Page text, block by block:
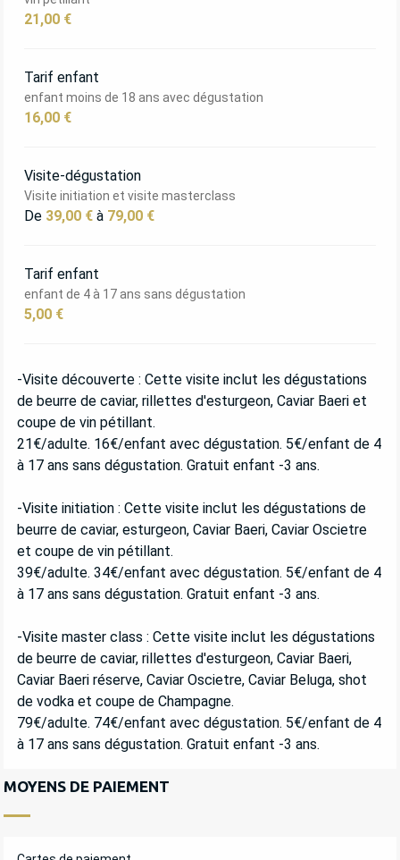
21,00 €
Tarif enfant
enfant moins de 18 ans avec dégustation
16,00 €
Visite-dégustation
Visite initiation et visite masterclass
De 39,00 € à 79,00 €
Tarif enfant
enfant de 4 à 17 ans sans dégustation
5,00 €
-Visite découverte : Cette visite inclut les dégustations
de beurre de caviar, rillettes d'esturgeon, Caviar Baeri et
coupe de vin pétillant.
21€/adulte. 16€/enfant avec dégustation. 5€/enfant de 4
à 17 ans sans dégustation. Gratuit enfant -3 ans.
-Visite initiation : Cette visite inclut les dégustations de
beurre de caviar, esturgeon, Caviar Baeri, Caviar Oscietre
et coupe de vin pétillant.
39€/adulte. 34€/enfant avec dégustation. 5€/enfant de 4
à 17 ans sans dégustation. Gratuit enfant -3 ans.
-Visite master class : Cette visite inclut les dégustations
de beurre de caviar, rillettes d'esturgeon, Caviar Baeri,
Caviar Baeri réserve, Caviar Oscietre, Caviar Beluga, shot
de vodka et coupe de Champagne.
79€/adulte. 74€/enfant avec dégustation. 5€/enfant de 4
à 17 ans sans dégustation. Gratuit enfant -3 ans.
MOYENS DE PAIEMENT